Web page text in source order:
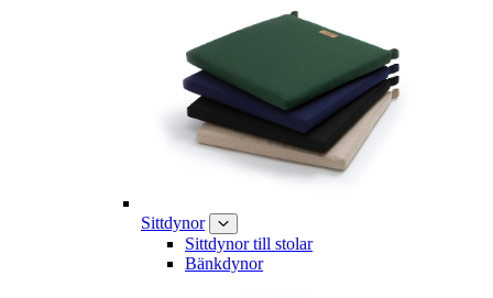
Sittdynor
Sittdynor till stolar
Bänkdynor